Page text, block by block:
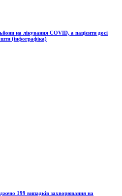
на лікування COVID, а пацієнти досі
(інфографіка)
199 випадків захворювання на